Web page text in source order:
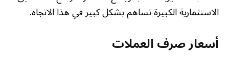
الاستثمارية الكبيرة تساهم بشكل كبير في هذا الاتجاه.
أسعار صرف العملات